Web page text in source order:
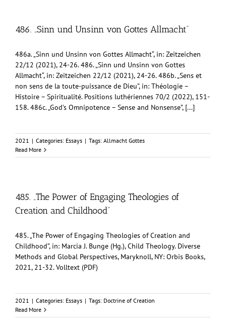
486. „Sinn und Unsinn von Gottes Allmacht“
486a. „Sinn und Unsinn von Gottes Allmacht“, in: Zeitzeichen
22/12 (2021), 24-26. 486. „Sinn und Unsinn von Gottes
Allmacht“, in: Zeitzeichen 22/12 (2021), 24-26. 486b. „Sens et
non sens de la toute-puissance de Dieu”, in: Théologie –
Histoire – Spiritualité. Positions luthériennes 70/2 (2022), 151-
158. 486c. „God’s Omnipotence – Sense and Nonsense”, [...]
2021 | Categories: Essays | Tags: Allmacht Gottes
Read More
485. „The Power of Engaging Theologies of
Creation and Childhood”
485. „The Power of Engaging Theologies of Creation and
Childhood”, in: Marcia J. Bunge (Hg.), Child Theology. Diverse
Methods and Global Perspectives, Maryknoll, NY: Orbis Books,
2021, 21-32. Volltext (PDF)
2021 | Categories: Essays | Tags: Doctrine of Creation
Read More